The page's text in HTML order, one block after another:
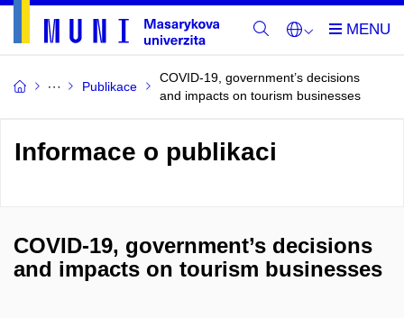
Publikace
COVID-19, government’s decisions
and impacts on tourism businesses
Informace o publikaci
COVID-19, government’s decisions
and impacts on tourism businesses